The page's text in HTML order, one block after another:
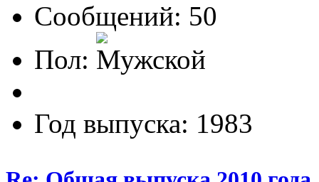
Сообщений: 50
Пол:
Год выпуска: 1983